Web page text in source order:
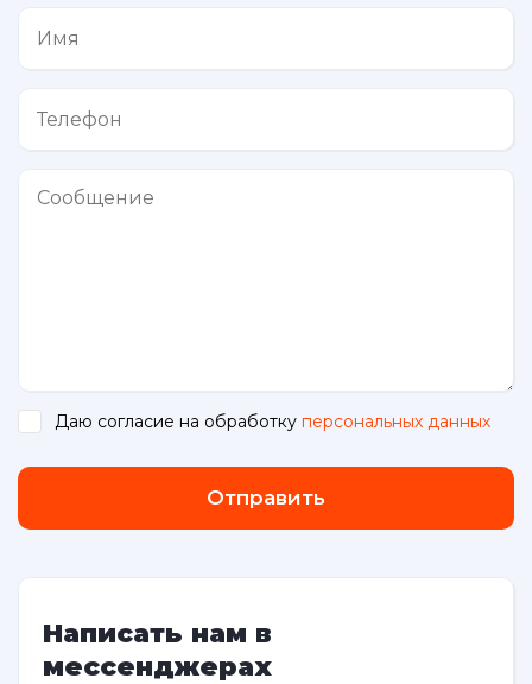
Даю согласие на обработку персональных данных
Отправить
Написать нам в
мессенджерах